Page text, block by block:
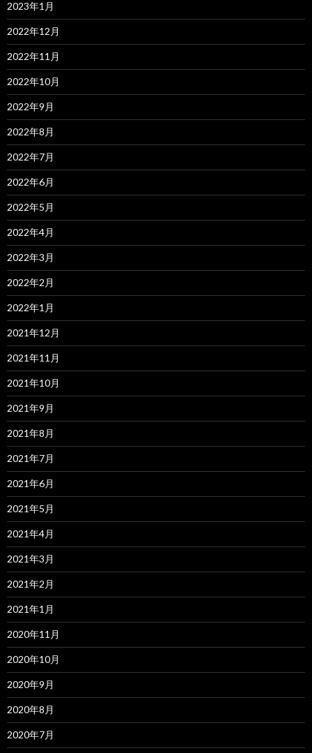
2023年1月
2022年12月
2022年11月
2022年10月
2022年9月
2022年8月
2022年7月
2022年6月
2022年5月
2022年4月
2022年3月
2022年2月
2022年1月
2021年12月
2021年11月
2021年10月
2021年9月
2021年8月
2021年7月
2021年6月
2021年5月
2021年4月
2021年3月
2021年2月
2021年1月
2020年11月
2020年10月
2020年9月
2020年8月
2020年7月